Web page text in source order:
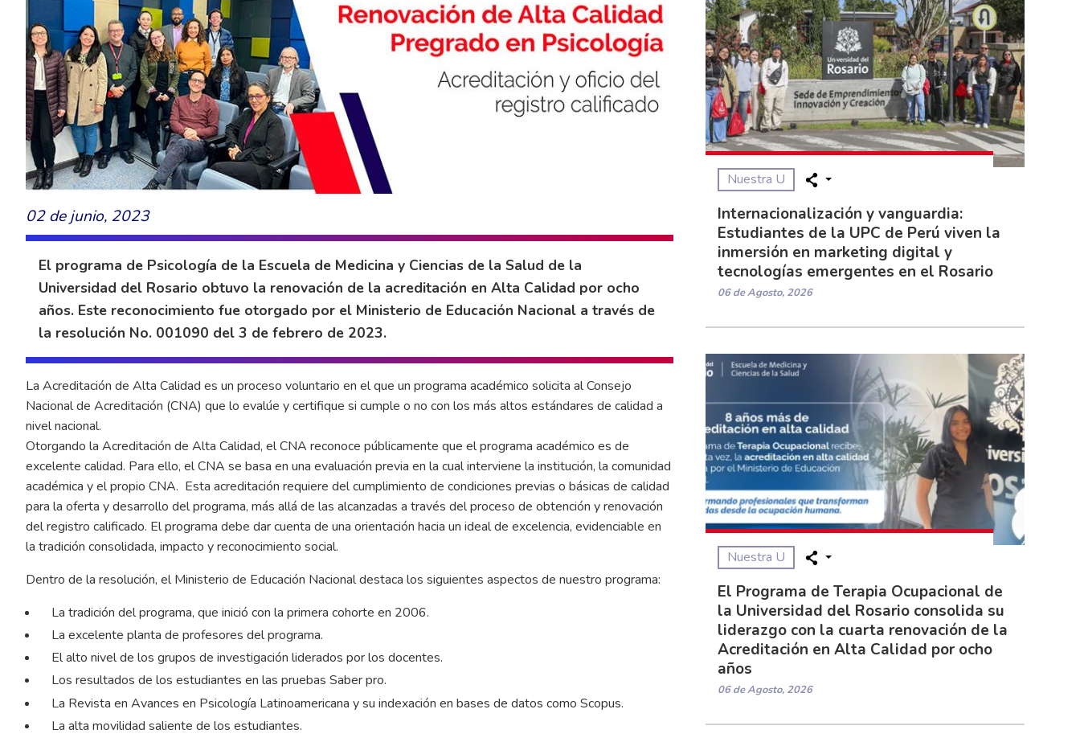
02 de junio, 2023
El programa de Psicología de la Escuela de Medicina y Ciencias de la Salud de la
Universidad del Rosario obtuvo la renovación de la acreditación en Alta Calidad por ocho
años. Este reconocimiento fue otorgado por el Ministerio de Educación Nacional a través de
la resolución No. 001090 del 3 de febrero de 2023.
La Acreditación de Alta Calidad es un proceso voluntario en el que un programa académico solicita al Consejo
Nacional de Acreditación (CNA) que lo evalúe y certifique si cumple o no con los más altos estándares de calidad a
nivel nacional.
Otorgando la Acreditación de Alta Calidad, el CNA reconoce públicamente que el programa académico es de
excelente calidad. Para ello, el CNA se basa en una evaluación previa en la cual interviene la institución, la comunidad
académica y el propio CNA. Esta acreditación requiere del cumplimiento de condiciones previas o básicas de calidad
para la oferta y desarrollo del programa, más allá de las alcanzadas a través del proceso de obtención y renovación
del registro calificado. El programa debe dar cuenta de una orientación hacia un ideal de excelencia, evidenciable en
la tradición consolidada, impacto y reconocimiento social.
Dentro de la resolución, el Ministerio de Educación Nacional destaca los siguientes aspectos de nuestro programa:
La tradición del programa, que inició con la primera cohorte en 2006.
La excelente planta de profesores del programa.
El alto nivel de los grupos de investigación liderados por los docentes.
Los resultados de los estudiantes en las pruebas Saber pro.
La Revista en Avances en Psicología Latinoamericana y su indexación en bases de datos como Scopus.
La alta movilidad saliente de los estudiantes.
Nuestra U
Internacionalización y vanguardia:
Estudiantes de la UPC de Perú viven la
inmersión en marketing digital y
tecnologías emergentes en el Rosario
06 de Agosto, 2026
Nuestra U
El Programa de Terapia Ocupacional de
la Universidad del Rosario consolida su
liderazgo con la cuarta renovación de la
Acreditación en Alta Calidad por ocho
años
06 de Agosto, 2026